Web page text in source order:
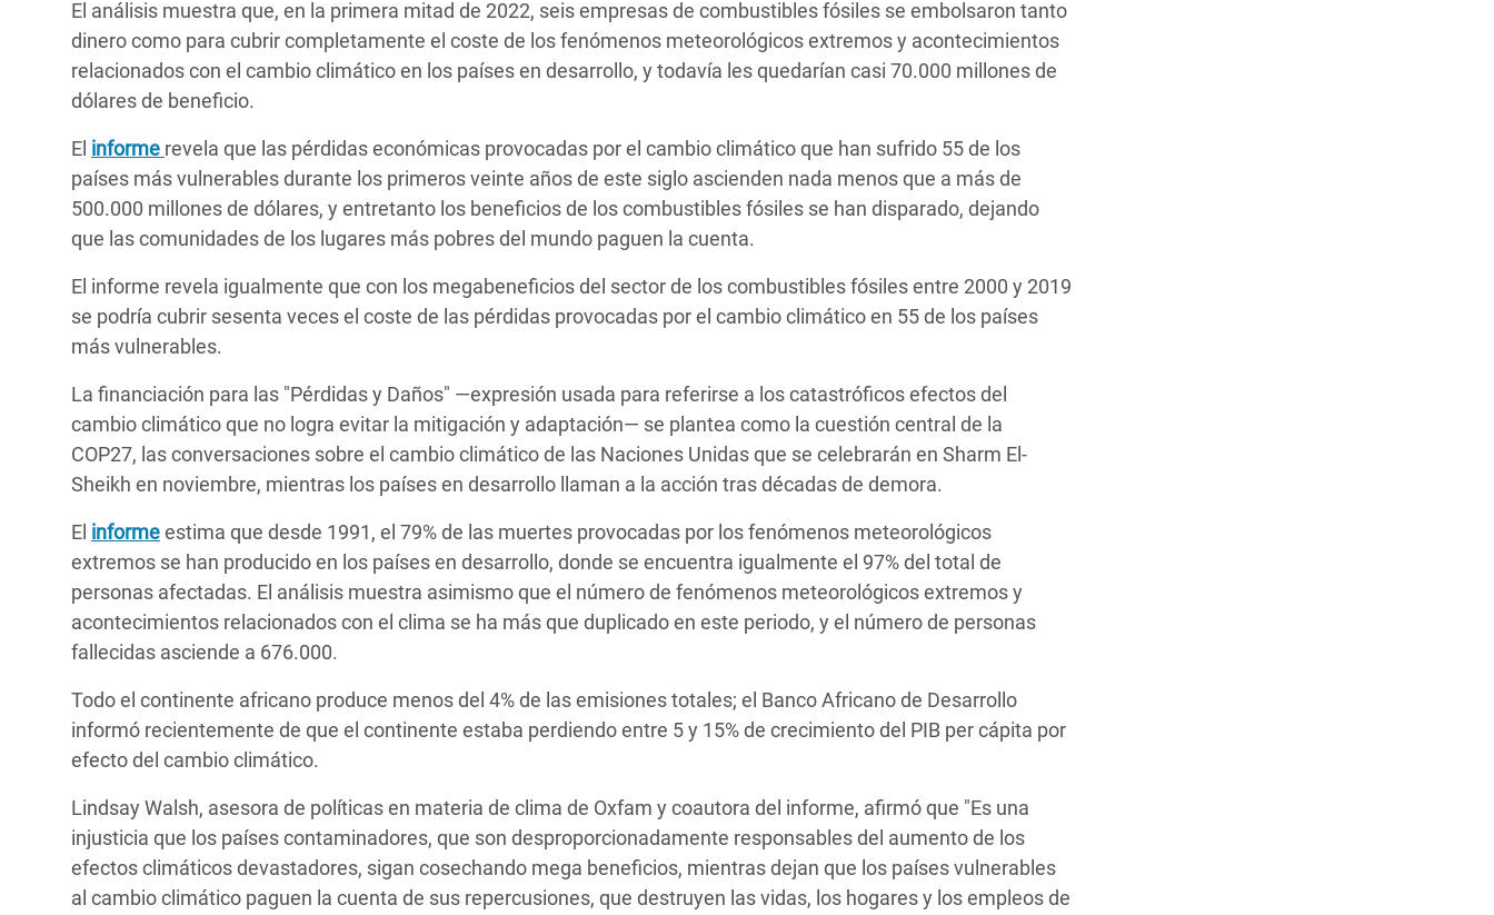
El análisis muestra que, en la primera mitad de 2022, seis empresas de combustibles fósiles se embolsaron tanto
dinero como para cubrir completamente el coste de los fenómenos meteorológicos extremos y acontecimientos
relacionados con el cambio climático en los países en desarrollo, y todavía les quedarían casi 70.000 millones de
dólares de beneficio.
El informe revela que las pérdidas económicas provocadas por el cambio climático que han sufrido 55 de los
países más vulnerables durante los primeros veinte años de este siglo ascienden nada menos que a más de
500.000 millones de dólares, y entretanto los beneficios de los combustibles fósiles se han disparado, dejando
que las comunidades de los lugares más pobres del mundo paguen la cuenta.
El informe revela igualmente que con los megabeneficios del sector de los combustibles fósiles entre 2000 y 2019
se podría cubrir sesenta veces el coste de las pérdidas provocadas por el cambio climático en 55 de los países
más vulnerables.
La financiación para las "Pérdidas y Daños" —expresión usada para referirse a los catastróficos efectos del
cambio climático que no logra evitar la mitigación y adaptación— se plantea como la cuestión central de la
COP27, las conversaciones sobre el cambio climático de las Naciones Unidas que se celebrarán en Sharm El-
Sheikh en noviembre, mientras los países en desarrollo llaman a la acción tras décadas de demora.
El informeestima que desde 1991, el 79% de las muertes provocadas por los fenómenos meteorológicos
extremos se han producido en los países en desarrollo, donde se encuentra igualmente el 97% del total de
personas afectadas. El análisis muestra asimismo que el número de fenómenos meteorológicos extremos y
acontecimientos relacionados con el clima se ha más que duplicado en este periodo, y el número de personas
fallecidas asciende a 676.000.
Todo el continente africano produce menos del 4% de las emisiones totales; el Banco Africano de Desarrollo
informó recientemente de que el continente estaba perdiendo entre 5 y 15% de crecimiento del PIB per cápita por
efecto del cambio climático.
Lindsay Walsh, asesora de políticas en materia de clima de Oxfam y coautora del informe, afirmó que "Es una
injusticia que los países contaminadores, que son desproporcionadamente responsables del aumento de los
efectos climáticos devastadores, sigan cosechando mega beneficios, mientras dejan que los países vulnerables
al cambio climático paguen la cuenta de sus repercusiones, que destruyen las vidas, los hogares y los empleos de